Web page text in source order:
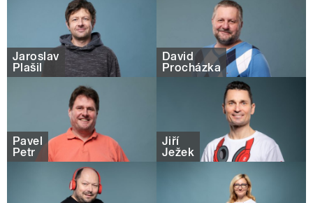
Jaroslav
Plašil
David
Procházka
Pavel
Petr
Jiří
Ježek